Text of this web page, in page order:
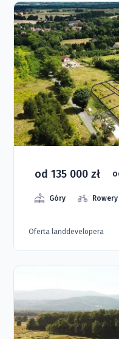
od 135 000 zł
Góry Rowery
Oferta landdevelopera